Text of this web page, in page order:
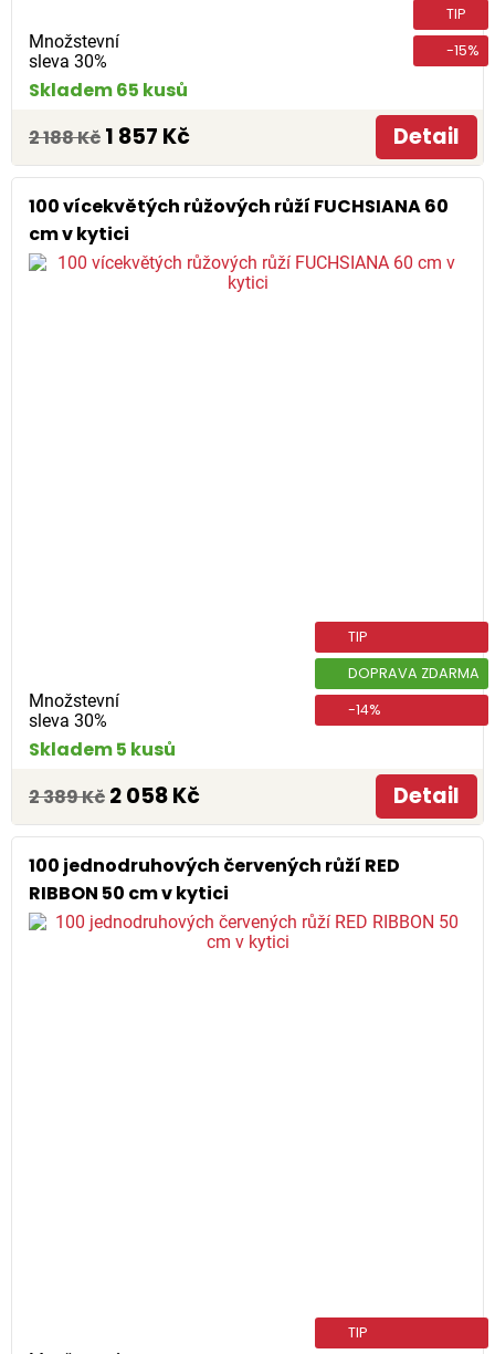
Množstevní
sleva 30%
TIP
-15%
Skladem 65 kusů
2 188 Kč 1 857 Kč Detail
100 vícekvětých růžových růží FUCHSIANA 60
cm v kytici
Množstevní
sleva 30%
TIP
DOPRAVA ZDARMA
-14%
Skladem 5 kusů
2 389 Kč 2 058 Kč Detail
100 jednodruhových červených růží RED
RIBBON 50 cm v kytici
TIP